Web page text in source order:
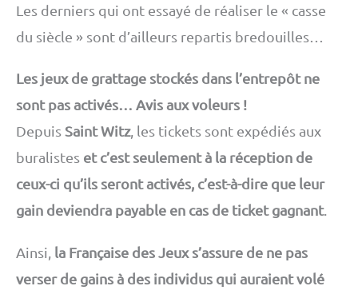
Les derniers qui ont essayé de réaliser le « casse
du siècle » sont d’ailleurs repartis bredouilles…
Les jeux de grattage stockés dans l’entrepôt ne
sont pas activés… Avis aux voleurs !
DepuisSaint Witz, les tickets sont expédiés aux
buralistes et c’est seulement à la réception de
ceux-ci qu’ils seront activés, c’est-à-dire que leur
gain deviendra payable en cas de ticket gagnant.
Ainsi, la Française des Jeux s’assure de ne pas
verser de gains à des individus qui auraient volé